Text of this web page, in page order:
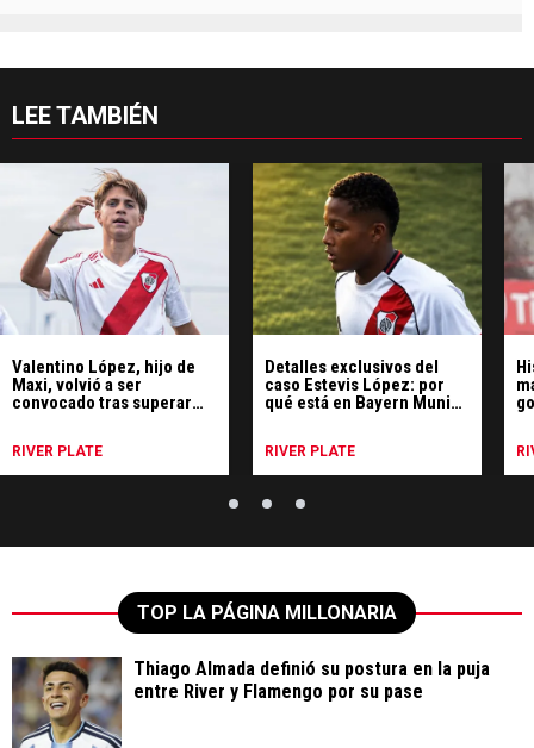
LEE TAMBIÉN
Valentino López, hijo de
Maxi, volvió a ser
convocado tras superar
RIVER PLATE
Detalles exclusivos del
caso Estevis López: por
qué está en Bayern Munich
RIVER PLATE
TOP LA PÁGINA MILLONARIA
Thiago Almada definió su postura en la puja
entre River y Flamengo por su pase